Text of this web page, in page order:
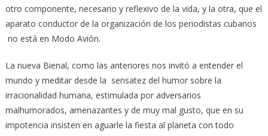
otro componente, necesario y reflexivo de la vida, y la otra, que el
aparato conductor de la organización de los periodistas cubanos
no está en Modo Avión.
La nueva Bienal, como las anteriores nos invitó a entender el
mundo y meditar desde la sensatez del humor sobre la
irracionalidad humana, estimulada por adversarios
malhumorados, amenazantes y de muy mal gusto, que en su
impotencia insisten en aguarle la fiesta al planeta con todo